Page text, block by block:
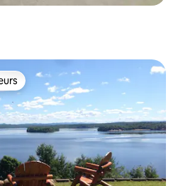
les plus appréciés